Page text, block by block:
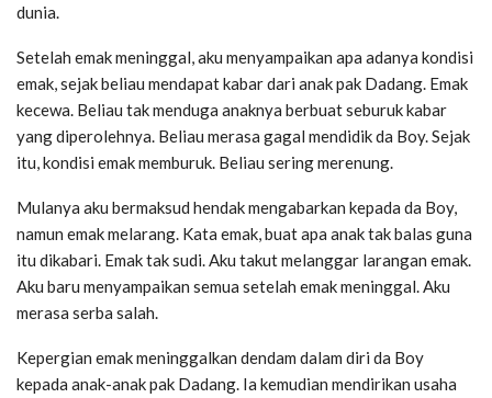
dunia.
Setelah emak meninggal, aku menyampaikan apa adanya kondisi
emak, sejak beliau mendapat kabar dari anak pak Dadang. Emak
kecewa. Beliau tak menduga anaknya berbuat seburuk kabar
yang diperolehnya. Beliau merasa gagal mendidik da Boy. Sejak
itu, kondisi emak memburuk. Beliau sering merenung.
Mulanya aku bermaksud hendak mengabarkan kepada da Boy,
namun emak melarang. Kata emak, buat apa anak tak balas guna
itu dikabari. Emak tak sudi. Aku takut melanggar larangan emak.
Aku baru menyampaikan semua setelah emak meninggal. Aku
merasa serba salah.
Kepergian emak meninggalkan dendam dalam diri da Boy
kepada anak-anak pak Dadang. Ia kemudian mendirikan usaha